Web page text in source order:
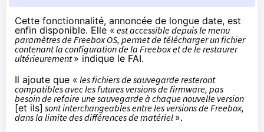
Cette fonctionnalité, annoncée de longue date, est
enfin disponible. Elle « est accessible depuis le menu
paramètres de Freebox OS, permet de télécharger un fichier
contenant la configuration de la Freebox et de le restaurer
ultérieurement» indique le FAI.
Il ajoute que « les fichiers de sauvegarde resteront
compatibles avec les futures versions de firmware, pas
besoin de refaire une sauvegarde à chaque nouvelle version
[et ils] sont interchangeables entre les versions de Freebox,
dans la limite des différences de matériel ».